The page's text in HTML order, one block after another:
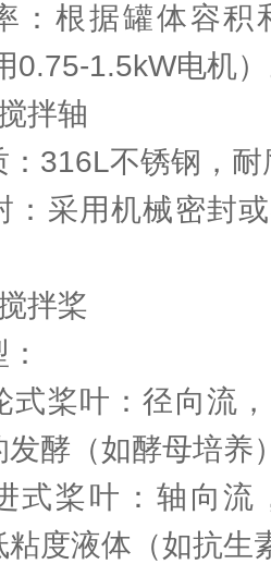
根据罐体容积
0.75-1.5kW电机
轴
不锈钢，耐
用机械密封或
桨
叶：径向流，
发酵（如酵母培养
桨叶：轴向流
度液体（如抗生